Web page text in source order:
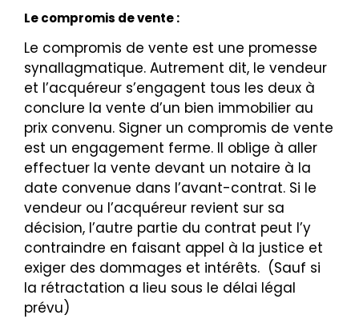
Le compromis de vente :
Le compromis de vente est une promesse
synallagmatique. Autrement dit, le vendeur
et l’acquéreur s’engagent tous les deux à
conclure la vente d’un bien immobilier au
prix convenu. Signer un compromis de vente
est un engagement ferme. Il oblige à aller
effectuer la vente devant un notaire à la
date convenue dans l’avant-contrat. Si le
vendeur ou l’acquéreur revient sur sa
décision, l’autre partie du contrat peut l’y
contraindre en faisant appel à la justice et
exiger des dommages et intérêts. (Sauf si
la rétractation a lieu sous le délai légal
prévu)